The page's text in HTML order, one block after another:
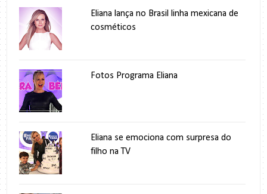
Eliana lança no Brasil linha mexicana de
cosméticos
Fotos Programa Eliana
Eliana se emociona com surpresa do
filho na TV